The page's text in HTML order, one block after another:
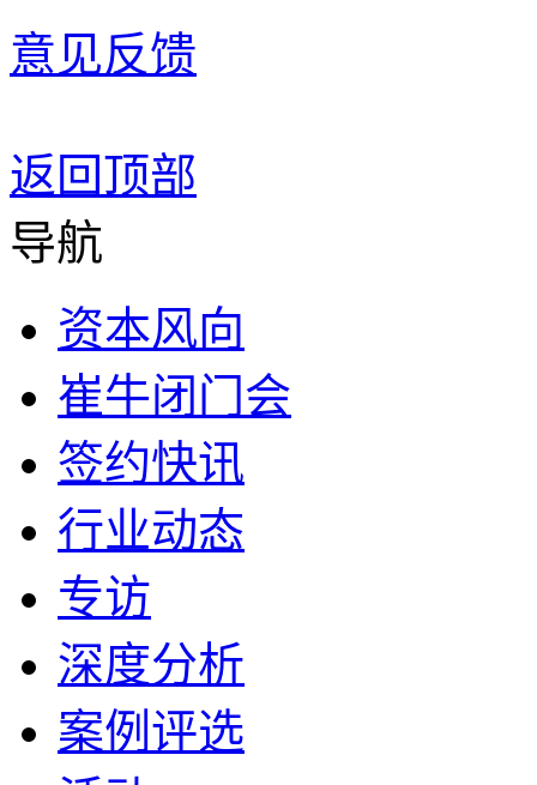
意见反馈
返回顶部
导航
资本风向
崔牛闭门会
签约快讯
行业动态
专访
深度分析
案例评选